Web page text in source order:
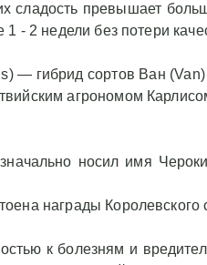
сладость превышает
- 2 недели без потери
— гибрид сортов Ван
агрономом
носил имя
награды Королевского
к болезням и